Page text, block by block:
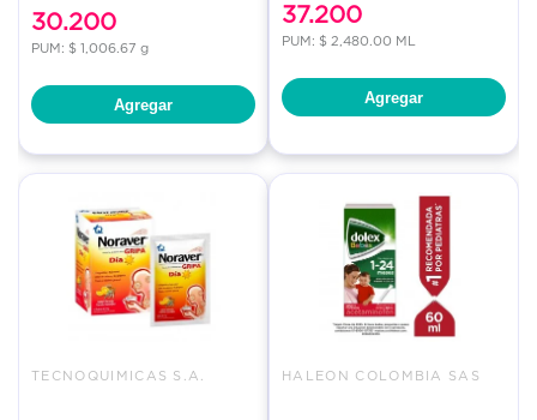
30.200
PUM: $ 1,006.67 g
Agregar
37.200
PUM: $ 2,480.00 ML
Agregar
TECNOQUIMICAS S.A. HALEON COLOMBIA SAS